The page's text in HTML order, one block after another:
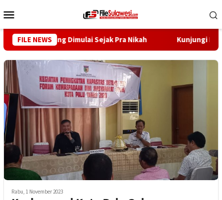
ke
Mobile
FILE NEWS
Stunting Dimulai Sejak Pra Nikah Kunjungi Desa
Rabu, 1 November 2023